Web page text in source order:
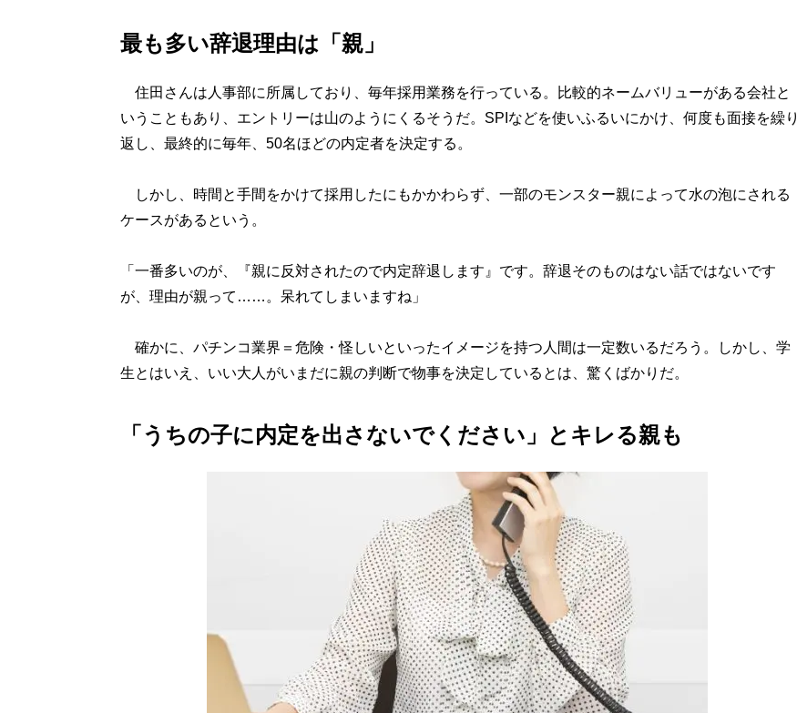
最も多い辞退理由は「親」
住田さんは人事部に所属しており、毎年採用業務を行っている。比較的ネームバリューがある会社と
いうこともあり、エントリーは山のようにくるそうだ。SPIなどを使いふるいにかけ、何度も面接を繰り
返し、最終的に毎年、50名ほどの内定者を決定する。
しかし、時間と手間をかけて採用したにもかかわらず、一部のモンスター親によって水の泡にされる
ケースがあるという。
「一番多いのが、『親に反対されたので内定辞退します』です。辞退そのものはない話ではないです
が、理由が親って……。呆れてしまいますね」
確かに、パチンコ業界＝危険・怪しいといったイメージを持つ人間は一定数いるだろう。しかし、学
生とはいえ、いい大人がいまだに親の判断で物事を決定しているとは、驚くばかりだ。
「うちの子に内定を出さないでください」とキレる親も